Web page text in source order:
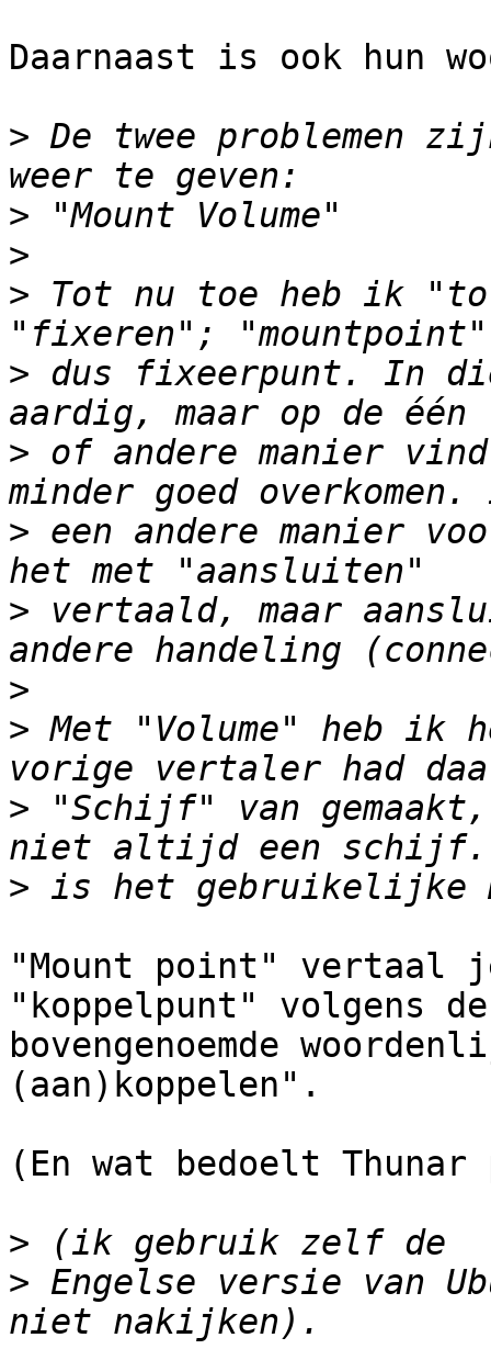
Daarnaast is ook hun
> De twee problemen
>
>
> Tot nu toe heb ik "to
> dus fixeerpunt. In
> of andere manier
> een andere manier
> vertaald, maar
>
> Met "Volume" heb ik
> "Schijf" van
>
"Mount point" vertaal
"koppelpunt" volgens de
bovengenoemde
(aan)koppelen".
(En wat bedoelt
>
> Engelse versie van